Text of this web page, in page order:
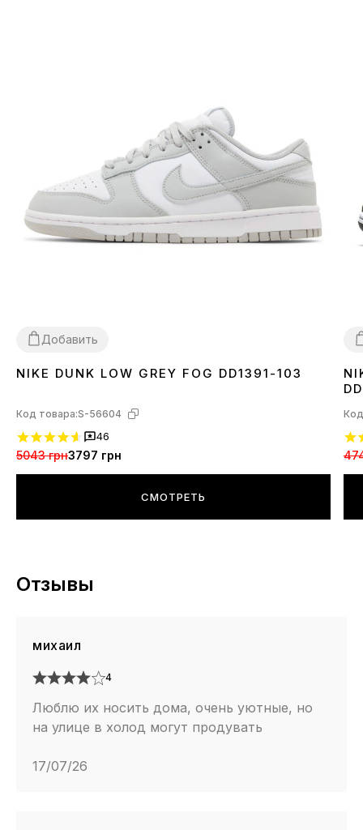
Добавить
3637 383940 4142 43 44 45
NIKE DUNK LOW GREY FOG DD1391-103
Код товара:S-56604
46
5043 грн3797 грн
СМОТРЕТЬ
Отзывы
михаил
4
Люблю их носить дома, очень уютные, но
на улице в холод могут продувать
17/07/26